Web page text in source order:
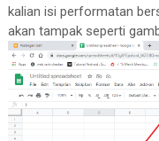
kalian isi performatan
akan tampak seperti